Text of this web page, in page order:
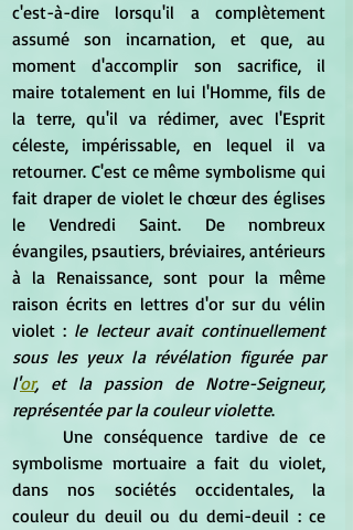
c'est-à-dire lorsqu'il a complètement
assumé son incarnation, et que, au
moment d'accomplir son sacrifice, il
maire totalement en lui l'Homme, fils de
la terre, qu'il va rédimer, avec l'Esprit
céleste, impérissable, en lequel il va
retourner. C'est ce même symbolisme qui
fait draper de violet le chœur des églises
le Vendredi Saint. De nombreux
évangiles, psautiers, bréviaires, antérieurs
à la Renaissance, sont pour la même
raison écrits en lettres d'or sur du vélin
violet : le lecteur avait continuellement
sous les yeux la révélation figurée par
l'or, et la passion de Notre-Seigneur,
représentée par la couleur violette.
symbolisme mortuaire a fait du violet,
dans nos sociétés occidentales, la
couleur du deuil ou du demi-deuil : ce